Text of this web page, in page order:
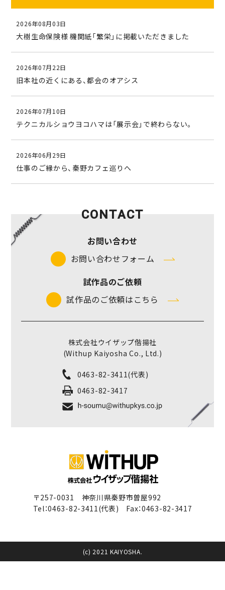
2026年08月03日
大樹生命保険様 機関紙「繁栄」に掲載いただきました
2026年07月22日
旧本社の近くにある、都会のオアシス
2026年07月10日
テクニカルショウヨコハマは「展示会」で終わらない。
2026年06月29日
仕事のご縁から、秦野カフェ巡りへ
CONTACT
株式会社ウイザップ偕揚社
(Withup Kaiyosha Co., Ltd.)
0463-82-3411(代表)
0463-82-3417
お問い合わせ
お問い合わせフォーム
試作品のご依頼
試作品のご依頼はこちら
〒257-0031 神奈川県秦野市曽屋992
Tel：0463-82-3411(代表) Fax：0463-82-3417
(c) 2021 KAIYOSHA.